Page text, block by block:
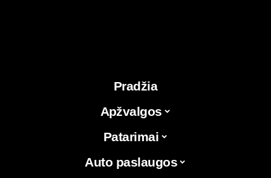
Pradžia
Apžvalgos
Patarimai
Auto paslaugos